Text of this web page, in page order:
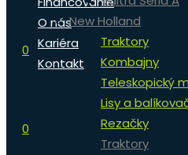
0
O nás
Kariéra
Kontakt
0
New Holland
Traktory
Kombajny
Teleskopický
Lisy a
Rezačky
Traktory